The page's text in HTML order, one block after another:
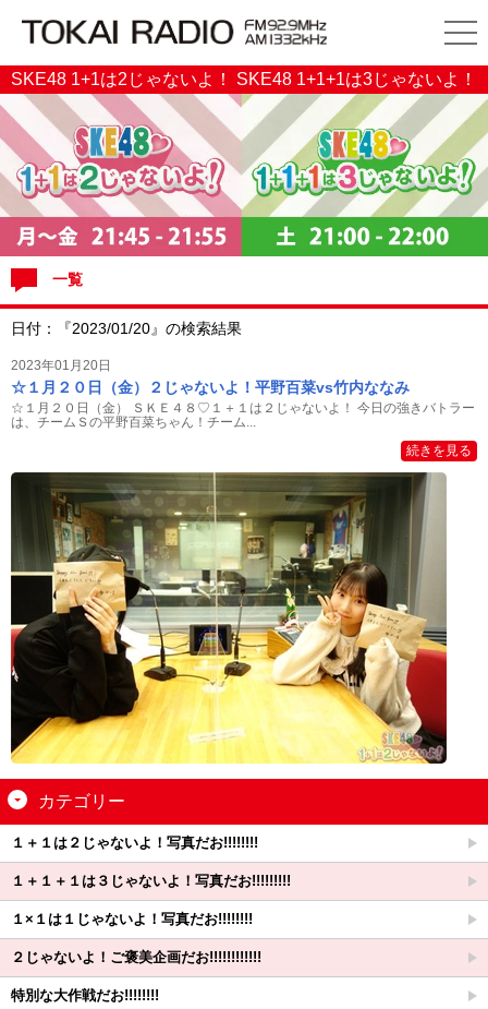
SKE48 1+1は2じゃないよ！ SKE48 1+1+1は3じゃないよ！
一覧
日付：『2023/01/20』の検索結果
2023年01月20日
☆１月２０日（金）２じゃないよ！平野百菜vs竹内ななみ
☆１月２０日（金） ＳＫＥ４８♡１＋１は２じゃないよ！ 今日の強きバトラー
は、チームＳの平野百菜ちゃん！チーム...
続きを見る
カテゴリー
１＋１は２じゃないよ！写真だお!!!!!!!!
１＋１＋１は３じゃないよ！写真だお!!!!!!!!!
１×１は１じゃないよ！写真だお!!!!!!!!
２じゃないよ！ご褒美企画だお!!!!!!!!!!!!
特別な大作戦だお!!!!!!!!